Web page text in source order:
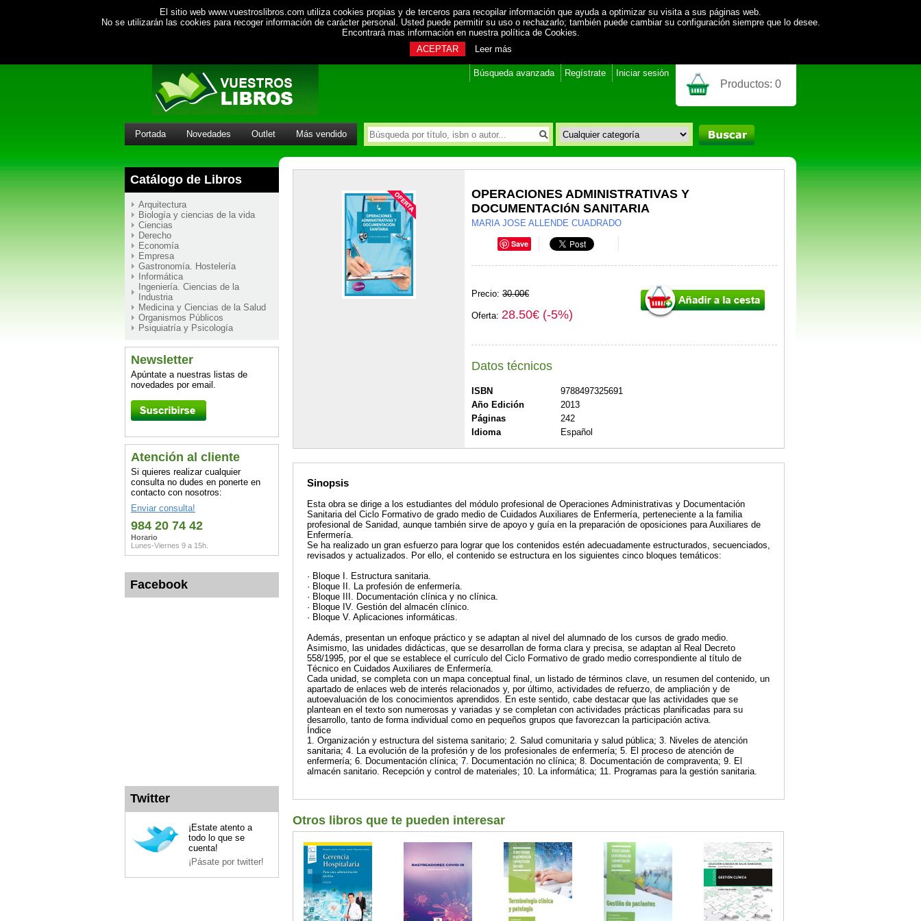
El sitio web www.vuestroslibros.com utiliza cookies propias y de terceros para recopilar información que ayuda a optimizar su visita a sus páginas web.
No se utilizarán las cookies para recoger información de carácter personal. Usted puede permitir su uso o rechazarlo; también puede cambiar su configuración siempre que lo desee.
Encontrará mas información en nuestra política de Cookies.
ACEPTAR
Leer más
Búsqueda avanzada Regístrate Iniciar sesión
Productos: 0
Portada Novedades Outlet Más vendido
Catálogo de Libros
Arquitectura
Biología y ciencias de la vida
Ciencias
Derecho
Economía
Empresa
Gastronomía. Hostelería
Informática
Ingeniería. Ciencias de la
Industria
Medicina y Ciencias de la Salud
Organismos Públicos
Psiquiatría y Psicología
Newsletter
Apúntate a nuestras listas de
novedades por email.
Atención al cliente
Si quieres realizar cualquier
consulta no dudes en ponerte en
contacto con nosotros:
Enviar consulta!
984 20 74 42
Horario
Lunes-Viernes 9 a 15h.
Facebook
Twitter
¡Estate atento a
todo lo que se
cuenta!
¡Pásate por twitter!
OPERACIONES ADMINISTRATIVAS Y
DOCUMENTACIóN SANITARIA
MARIA JOSE ALLENDE CUADRADO
Save
Precio: 30.00€
Oferta: 28.50€ (-5%)
Datos técnicos
ISBN
9788497325691
Año Edición
2013
Páginas
242
Idioma
Español
Sinopsis
Esta obra se dirige a los estudiantes del módulo profesional de Operaciones Administrativas y Documentación
Sanitaria del Ciclo Formativo de grado medio de Cuidados Auxiliares de Enfermería, perteneciente a la familia
profesional de Sanidad, aunque también sirve de apoyo y guía en la preparación de oposiciones para Auxiliares de
Enfermería.
Se ha realizado un gran esfuerzo para lograr que los contenidos estén adecuadamente estructurados, secuenciados,
revisados y actualizados. Por ello, el contenido se estructura en los siguientes cinco bloques temáticos:
· Bloque I. Estructura sanitaria.
· Bloque II. La profesión de enfermería.
· Bloque III. Documentación clínica y no clínica.
· Bloque IV. Gestión del almacén clínico.
· Bloque V. Aplicaciones informáticas.
Además, presentan un enfoque práctico y se adaptan al nivel del alumnado de los cursos de grado medio.
Asimismo, las unidades didácticas, que se desarrollan de forma clara y precisa, se adaptan al Real Decreto
558/1995, por el que se establece el currículo del Ciclo Formativo de grado medio correspondiente al título de
Técnico en Cuidados Auxiliares de Enfermería.
Cada unidad, se completa con un mapa conceptual final, un listado de términos clave, un resumen del contenido, un
apartado de enlaces web de interés relacionados y, por último, actividades de refuerzo, de ampliación y de
autoevaluación de los conocimientos aprendidos. En este sentido, cabe destacar que las actividades que se
plantean en el texto son numerosas y variadas y se completan con actividades prácticas planificadas para su
desarrollo, tanto de forma individual como en pequeños grupos que favorezcan la participación activa.
Índice
1. Organización y estructura del sistema sanitario; 2. Salud comunitaria y salud pública; 3. Niveles de atención
sanitaria; 4. La evolución de la profesión y de los profesionales de enfermería; 5. El proceso de atención de
enfermería; 6. Documentación clínica; 7. Documentación no clínica; 8. Documentación de compraventa; 9. El
almacén sanitario. Recepción y control de materiales; 10. La informática; 11. Programas para la gestión sanitaria.
Otros libros que te pueden interesar